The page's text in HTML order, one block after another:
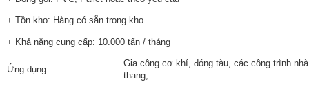
+ Tồn kho: Hàng có sẵn trong kho
+ Khả năng cung cấp: 10.000 tấn / tháng
Ứng dụng:
Gia công cơ khí, đóng tàu, các công trình
thang,...